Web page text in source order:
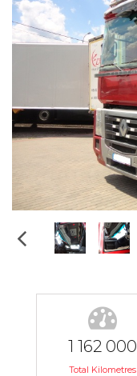
1 162 000
Total Kilometres